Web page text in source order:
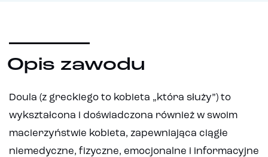
Opis zawodu
Doula (z greckiego to kobieta „która służy”) to
wykształcona i doświadczona również w swoim
macierzyństwie kobieta, zapewniająca ciągłe
niemedyczne, fizyczne, emocjonalne i informacyjne